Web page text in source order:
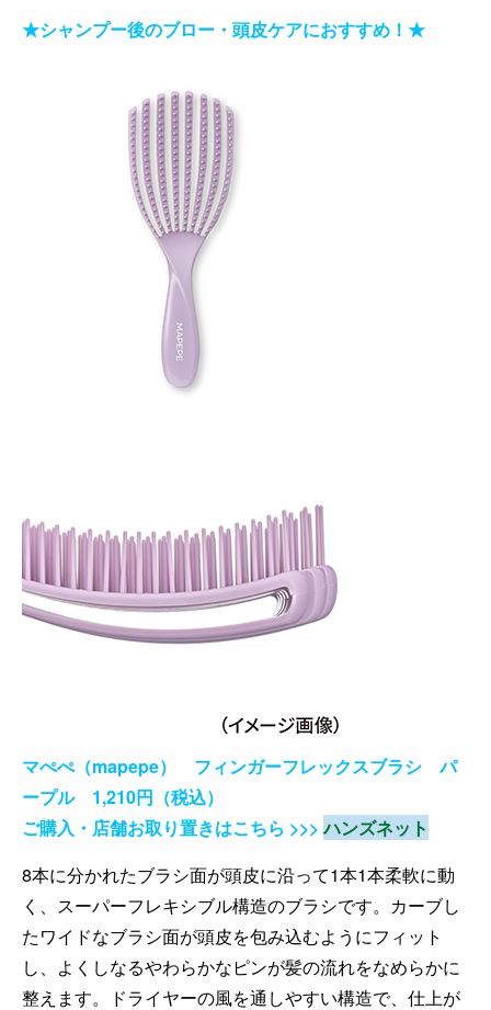
★シャンプー後のブロー・頭皮ケアにおすすめ！★
マぺぺ（mapepe） フィンガーフレックスブラシ パ
ープル 1,210円（税込）
ご購入・店舗お取り置きはこちら >>>ハンズネット
8本に分かれたブラシ面が頭皮に沿って1本1本柔軟に動
く、スーパーフレキシブル構造のブラシです。カーブし
たワイドなブラシ面が頭皮を包み込むようにフィット
し、よくしなるやわらかなピンが髪の流れをなめらかに
整えます。ドライヤーの風を通しやすい構造で、仕上が